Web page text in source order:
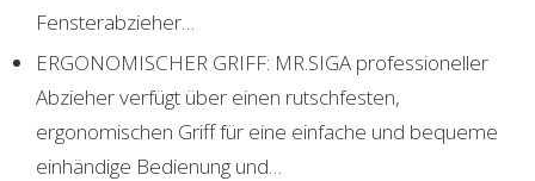
Fensterabzieher…
ERGONOMISCHER GRIFF: MR.SIGA professioneller
Abzieher verfügt über einen rutschfesten,
ergonomischen Griff für eine einfache und bequeme
einhändige Bedienung und…